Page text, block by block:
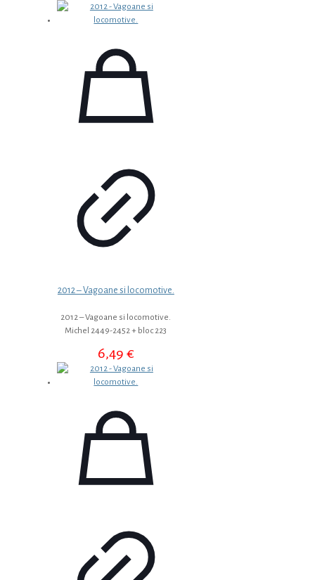
2012 – Vagoane si locomotive.
2012 – Vagoane si locomotive.
Michel 2449-2452 + bloc 223
6,49 €